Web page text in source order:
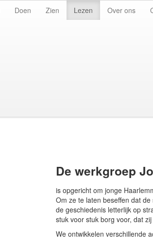
Doen Zien Lezen Over ons
De werkgroep
is opgericht om jonge
Om ze te laten beseffen dat
de geschiedenis letterlijk op
stuk voor stuk borg voor, dat
We ontwikkelen verschillende